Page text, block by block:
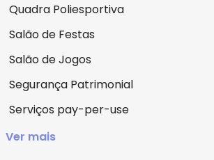
Quadra Poliesportiva
Salão de Festas
Salão de Jogos
Segurança Patrimonial
Serviços pay-per-use
Ver mais